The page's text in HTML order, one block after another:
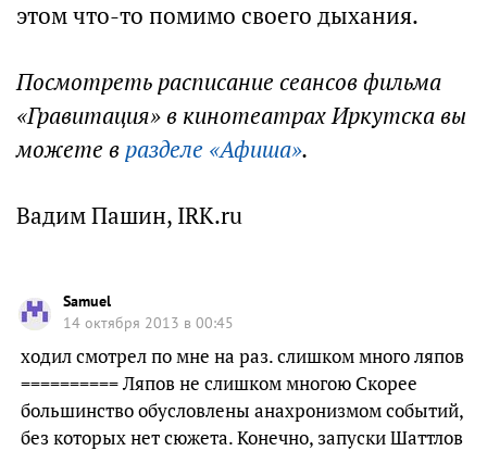
этом что-то помимо своего дыхания.
Посмотреть расписание сеансов фильма
«Гравитация» в кинотеатрах Иркутска вы
можете в разделе «Афиша».
Вадим Пашин, IRK.ru
Samuel
14 октября 2013 в 00:45
ходил смотрел по мне на раз. слишком много ляпов
========== Ляпов не слишком многою Скорее
большинство обусловлены анахронизмом событий,
без которых нет сюжета. Конечно, запуски Шаттлов